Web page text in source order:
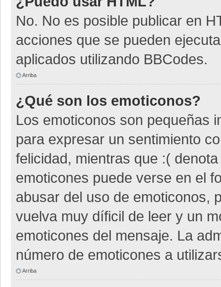
No. No es posible publicar en
acciones que se pueden
aplicados utilizando BBCodes.
Arriba
¿Qué son los emoticonos?
Los emoticonos son pequeñas
para expresar un sentimiento
felicidad, mientras que :(
emoticones puede verse en el
abusar del uso de emoticonos,
vuelva muy díficil de leer y un
emoticones del mensaje. La
número de emoticones a
Arriba